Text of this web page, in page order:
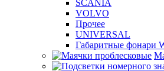
SCANIA
VOLVO
Прочее
UNIVERSAL
Габаритные фонари